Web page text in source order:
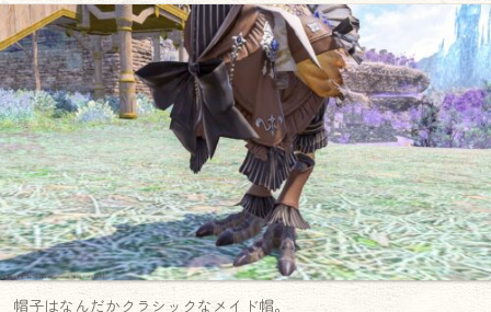
帽子はなんだかクラシックなメイド帽。